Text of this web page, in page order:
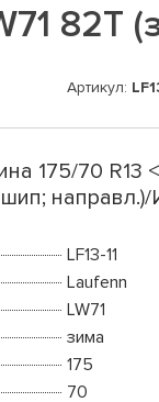
Артикул:
175/70 R13
LF13-11
Laufenn
LW71
зима
175
70